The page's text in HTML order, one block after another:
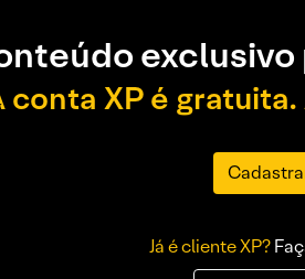
conta XP é gratuita.
Já é cliente XP?